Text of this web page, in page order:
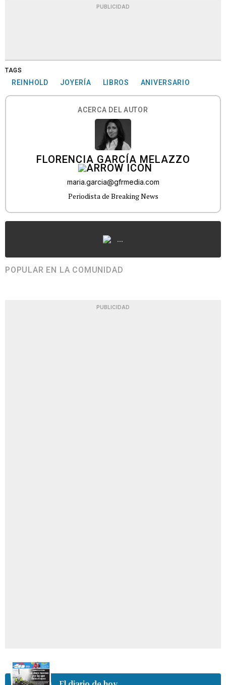
PUBLICIDAD
TAGS
REINHOLD JOYERÍA LIBROS ANIVERSARIO
ACERCA DEL AUTOR
FLORENCIA GARCÍA MELAZZO
maria.garcia@gfrmedia.com
Periodista de Breaking News
...
POPULAR EN LA COMUNIDAD
PUBLICIDAD